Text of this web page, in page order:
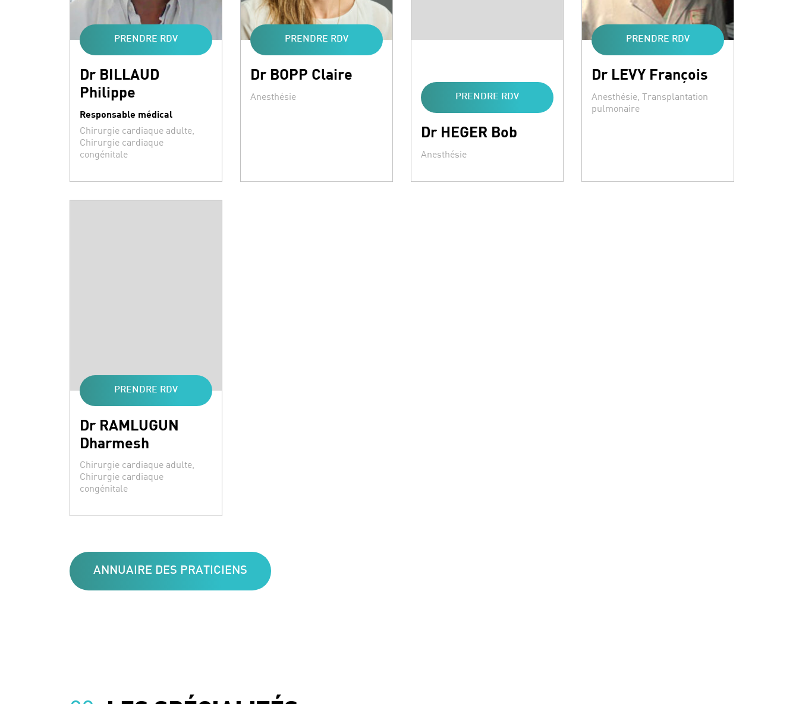
Dr BILLAUD
Philippe
Responsable médical
Spécialités :
Chirurgie cardiaque adulte,
Chirurgie cardiaque
congénitale
PRENDRE RDV
Dr BOPP Claire
Spécialités :
Anesthésie
PRENDRE RDV
Dr HEGER Bob
Spécialités :
Anesthésie
PRENDRE RDV
Dr LEVY François
Spécialités :
Anesthésie, Transplantation
pulmonaire
PRENDRE RDV
Dr RAMLUGUN
Dharmesh
Spécialités :
Chirurgie cardiaque adulte,
Chirurgie cardiaque
congénitale
PRENDRE RDV
ANNUAIRE DES PRATICIENS